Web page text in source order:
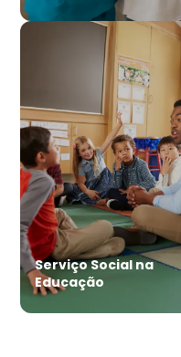
Serviço Social na
Educação